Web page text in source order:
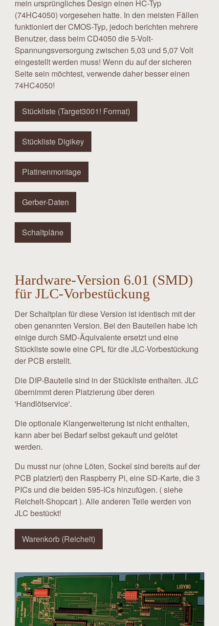
mein ursprüngliches Design einen HC-Typ
(74HC4050) vorgesehen hatte. In den meisten Fällen
funktioniert der CMOS-Typ, jedoch berichten mehrere
Benutzer, dass beim CD4050 die 5-Volt-
Spannungsversorgung zwischen 5,03 und 5,07 Volt
eingestellt werden muss! Wenn du auf der sicheren
Seite sein möchtest, verwende daher besser einen
74HC4050!
Stückliste (Target3001! Format)
Stückliste Digikey
Platinenmontage
Gerber-Daten
Schaltpläne
Hardware-Version 6.01 (SMD)
für JLC-Vorbestückung
Der Schaltplan für diese Version ist identisch mit der
oben genannten Version. Bei den Bauteilen habe ich
einige durch SMD-Äquivalente ersetzt und eine
Stückliste sowie eine CPL für die JLC-Vorbestückung
der PCB erstellt.
Die DIP-Bauteile sind in der Stückliste enthalten. JLC
übernimmt deren Platzierung über deren
'Handlötservice'.
Die optionale Klangerweiterung ist nicht enthalten,
kann aber bei Bedarf selbst gekauft und gelötet
werden.
Du musst nur (ohne Löten, Sockel sind bereits auf der
PCB platziert) den Raspberry Pi, eine SD-Karte, die 3
PICs und die beiden 595-ICs hinzufügen. ( siehe
Reichelt-Shopcart ). Alle anderen Teile werden von
JLC bestückt!
Warenkorb (Reichelt)